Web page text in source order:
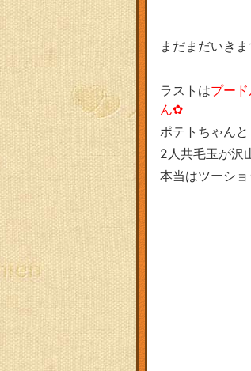
まだまだいき
ラストはプー
ん✿
ポテトちゃん
2人共毛玉が沢
本当はツーシ